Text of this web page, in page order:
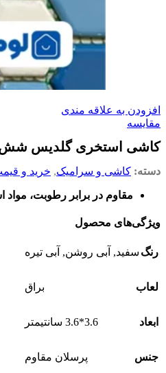
افزودن به علاقه مندی
مقایسه
کاشی استخری گلدیس شش
دسته: کاشی و سرامیک, خرید و
مقاوم در برابر رطوبت، مواد
ویژگی‌های محصول
رنگ سفید, آبی روشن, آبی تیره
لعاب براق
ابعاد 3.6*3.6 سانتیمتر
جنس پرسلان مقاوم